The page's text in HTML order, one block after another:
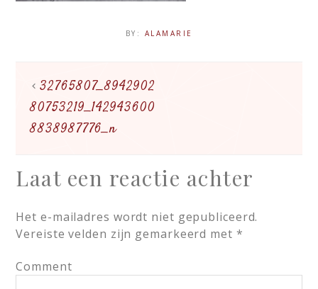
BY: ALAMARIE
32765807_8942902
80753219_142943600
8838987776_n
Laat een reactie achter
Het e-mailadres wordt niet gepubliceerd.
Vereiste velden zijn gemarkeerd met *
Comment